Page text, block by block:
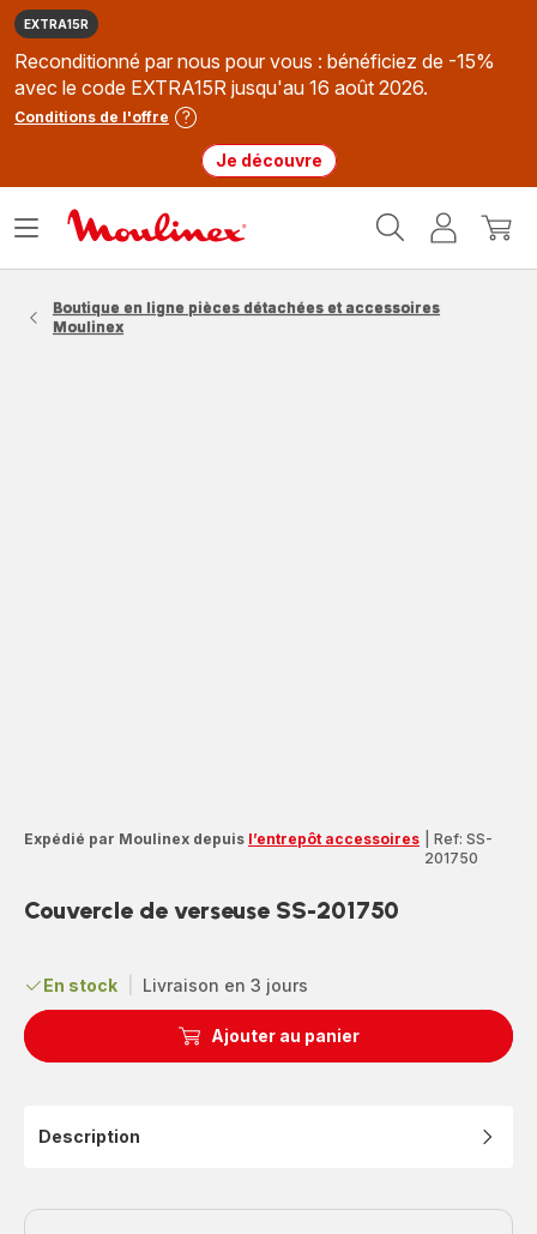
EXTRA15R
Reconditionné par nous pour vous : bénéficiez de -15%
avec le code EXTRA15R jusqu'au 16 août 2026.
Conditions de l'offre
Je découvre
MonMon
Ouvrir
Boutique en ligne pièces détachées et accessoires
Moulinex
Expédié par Moulinex depuis l’entrepôt accessoires
Ref: SS-
201750
Couvercle de verseuse SS-201750
En stock Livraison en 3 jours
Ajouter au panier
Description